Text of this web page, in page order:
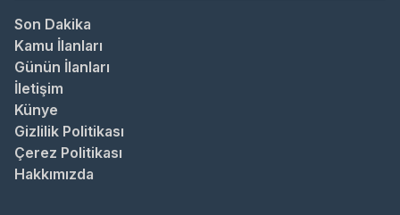
Son Dakika
Kamu İlanları
Günün İlanları
İletişim
Künye
Gizlilik Politikası
Çerez Politikası
Hakkımızda